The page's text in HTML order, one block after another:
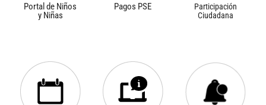
Portal de Niños
y Niñas
Pagos PSE
Participación
Ciudadana